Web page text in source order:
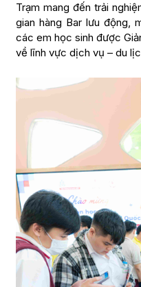
Trạm mang đến trải
gian hàng Bar lưu động,
các em học sinh được
về lĩnh vực dịch vụ – du